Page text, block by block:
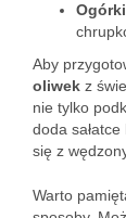
Ogórki
Aby
oliwek z
nie tylko
doda
się z
Warto